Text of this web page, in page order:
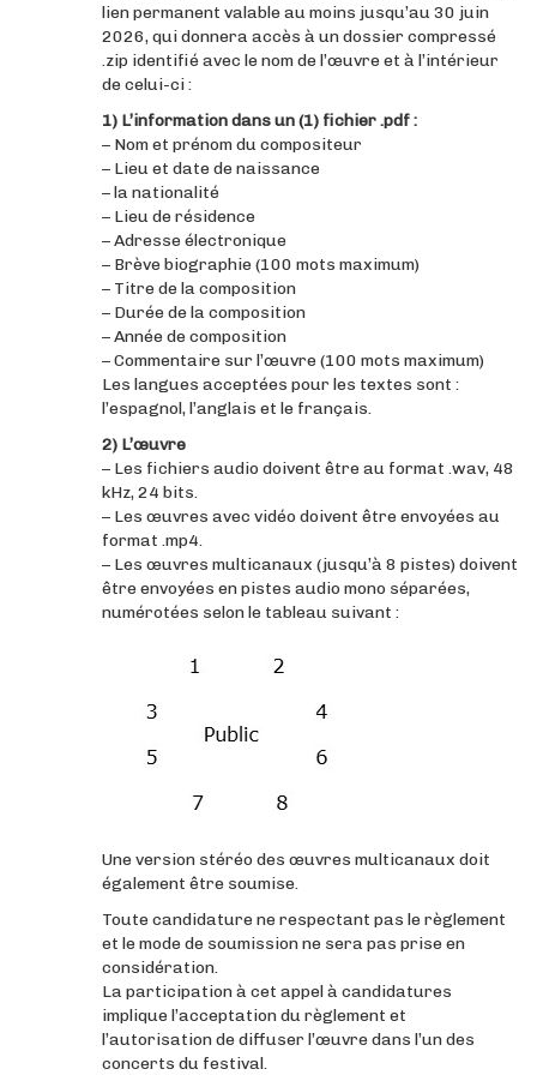
lien permanent valable au moins jusqu’au 30 juin
2026, qui donnera accès à un dossier compressé
.zip identifié avec le nom de l’œuvre et à l’intérieur
de celui-ci :
1) L’information dans un (1) fichier .pdf :
– Nom et prénom du compositeur
– Lieu et date de naissance
– la nationalité
– Lieu de résidence
– Adresse électronique
– Brève biographie (100 mots maximum)
– Titre de la composition
– Durée de la composition
– Année de composition
– Commentaire sur l’œuvre (100 mots maximum)
Les langues acceptées pour les textes sont :
l’espagnol, l’anglais et le français.
2) L’œuvre
– Les fichiers audio doivent être au format .wav, 48
kHz, 24 bits.
– Les œuvres avec vidéo doivent être envoyées au
format .mp4.
– Les œuvres multicanaux (jusqu’à 8 pistes) doivent
être envoyées en pistes audio mono séparées,
numérotées selon le tableau suivant :
Une version stéréo des œuvres multicanaux doit
également être soumise.
Toute candidature ne respectant pas le règlement
et le mode de soumission ne sera pas prise en
considération.
La participation à cet appel à candidatures
implique l’acceptation du règlement et
l’autorisation de diffuser l’œuvre dans l’un des
concerts du festival.